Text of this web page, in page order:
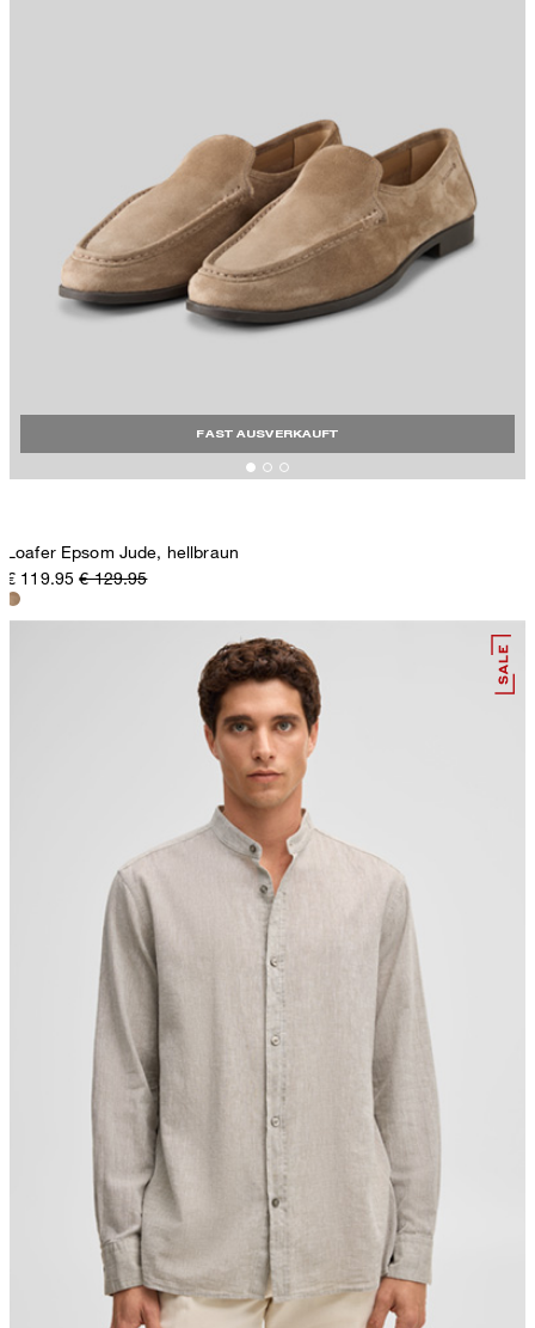
FAST AUSVERKAUFT
Loafer Epsom Jude, hellbraun
€ 119.95 € 129.95